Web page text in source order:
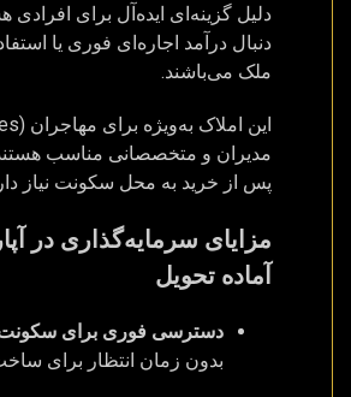
دلیل گزینه‌ای ایده‌آل برای افرادی
دنبال درآمد اجاره‌ای فوری یا
ملک می‌باشند.
مدیران و متخصصانی مناسب
پس از خرید به محل سکونت نیاز
مزایای سرمایه‌گذاری در
آماده تحویل
دسترسی فوری برای سکونت
بدون زمان انتظار برای